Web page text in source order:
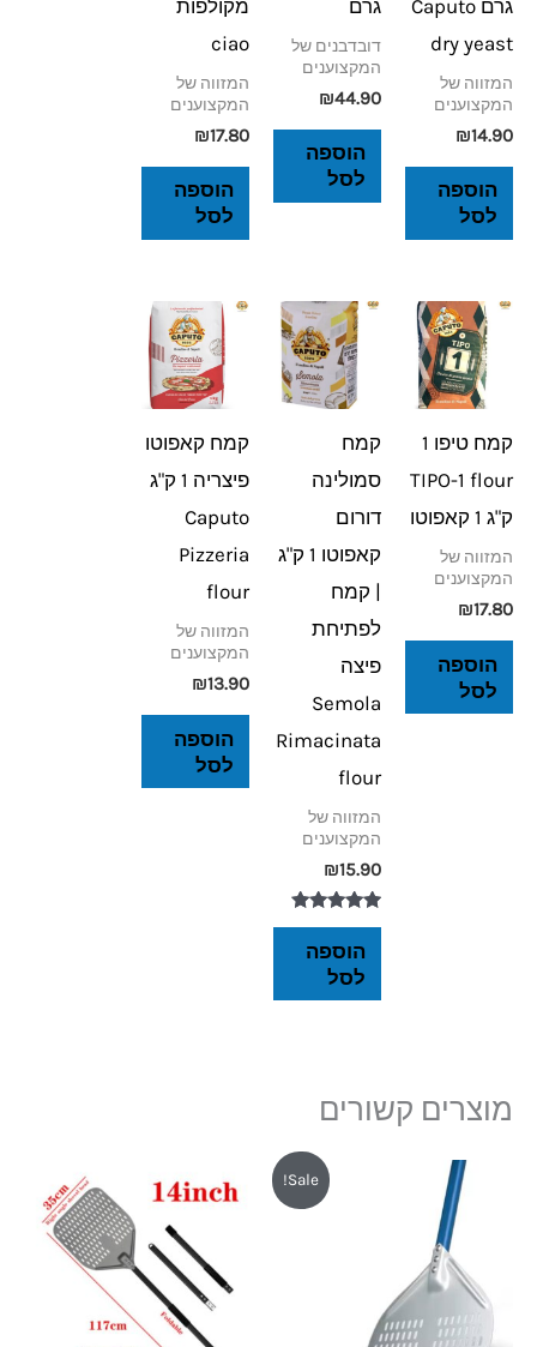
גרם Caputo
dry yeast
המזווה של
המקצוענים
₪14.90
הוספה
לסל
גרם
דובדבנים של
המקצוענים
₪44.90
הוספה
לסל
מקולפות
ciao
המזווה של
המקצוענים
₪17.80
הוספה
לסל
קמח טיפו 1
TIPO-1 flour
ק"ג 1 קאפוטו
המזווה של
המקצוענים
₪17.80
הוספה
לסל
קמח
סמולינה
דורום
קאפוטו 1 ק"ג
| קמח
לפתיחת
פיצה
Semola
Rimacinata
flour
המזווה של
המקצוענים
₪15.90
דורג
מתוך 5
הוספה
לסל
קמח קאפוטו
פיצריה 1 ק"ג
Caputo
Pizzeria
flour
המזווה של
המקצוענים
₪13.90
הוספה
לסל
מוצרים קשורים
Sale!
המחיר
המקורי
היה:
₪269.